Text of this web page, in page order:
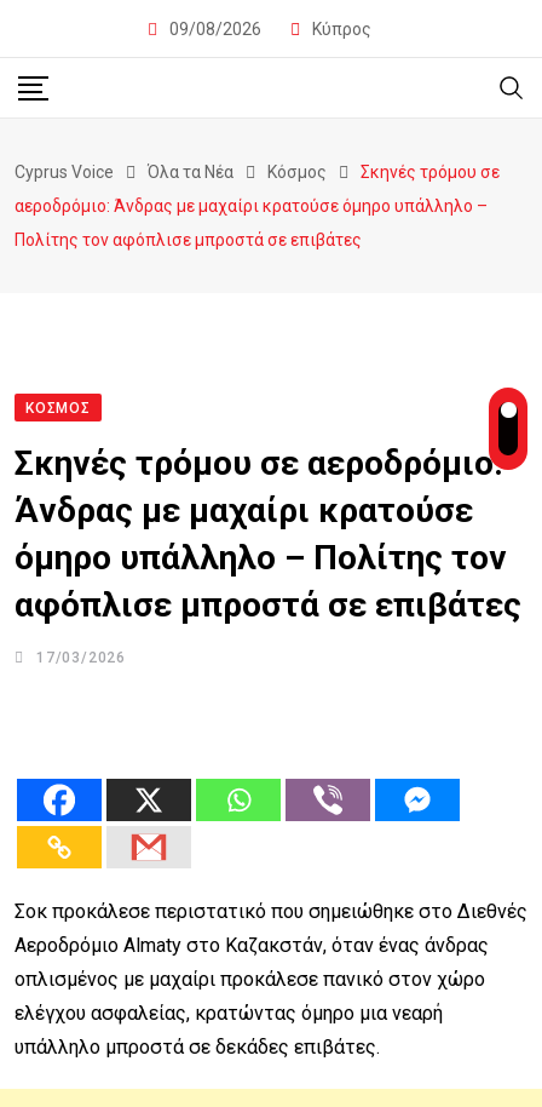
09/08/2026 Κύπρος
Cyprus Voice Όλα τα Νέα Κόσμος
Σκηνές τρόμου σε
αεροδρόμιο: Άνδρας με μαχαίρι κρατούσε όμηρο υπάλληλο –
Πολίτης τον αφόπλισε μπροστά σε επιβάτες
ΚΌΣΜΟΣ
Σκηνές τρόμου σε αεροδρόμιο:
Άνδρας με μαχαίρι κρατούσε
όμηρο υπάλληλο – Πολίτης τον
αφόπλισε μπροστά σε επιβάτες
17/03/2026
Σοκ προκάλεσε περιστατικό που σημειώθηκε στο Διεθνές
Αεροδρόμιο Almaty στο Καζακστάν, όταν ένας άνδρας
οπλισμένος με μαχαίρι προκάλεσε πανικό στον χώρο
ελέγχου ασφαλείας, κρατώντας όμηρο μια νεαρή
υπάλληλο μπροστά σε δεκάδες επιβάτες.